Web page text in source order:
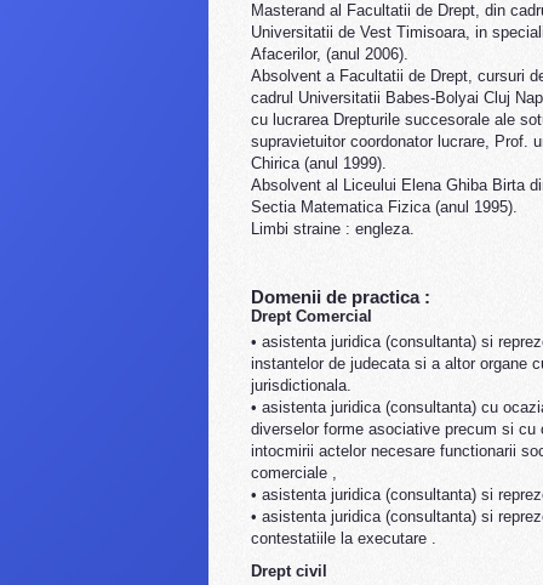
Masterand al Facultatii de Drept, din
Universitatii de Vest Timisoara, in
Afacerilor, (anul 2006).
Absolvent a Facultatii de Drept, cursuri
cadrul Universitatii Babes-Bolyai Cluj
cu lucrarea Drepturile succesorale ale
supravietuitor coordonator lucrare, Prof.
Chirica (anul 1999).
Absolvent al Liceului Elena Ghiba Birta
Sectia Matematica Fizica (anul 1995).
Limbi straine : engleza.
Domenii de practica :
Drept Comercial
• asistenta juridica (consultanta) si
instantelor de judecata si a altor organe
jurisdictionala.
• asistenta juridica (consultanta) cu
diverselor forme asociative precum si cu
intocmirii actelor necesare functionarii
comerciale ,
• asistenta juridica (consultanta) si
• asistenta juridica (consultanta) si
contestatiile la executare .
Drept civil